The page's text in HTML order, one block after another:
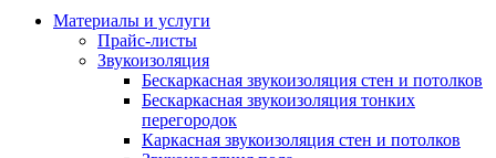
Материалы и услуги
Прайс-листы
Звукоизоляция
Бескаркасная звукоизоляция стен и потолков
Бескаркасная звукоизоляция тонких
перегородок
Каркасная звукоизоляция стен и потолков